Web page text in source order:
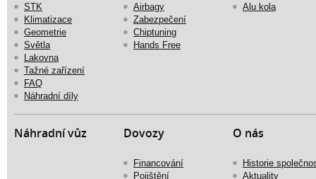
STK
Klimatizace
Geometrie
Světla
Lakovna
Tažné zařízení
FAQ
Náhradní díly
Airbagy
Zabezpečení
Chiptuning
Hands Free
Alu kola
Náhradní vůz Dovozy
Financování
Pojištění
O nás
Historie
Aktuality